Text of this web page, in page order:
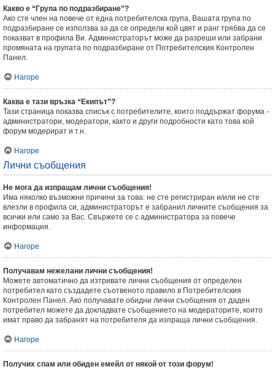
Какво е “Група по подразбиране”?
Ако сте член на повече от една потребителска група, Вашата група по
подразбиране се използва за да се определи кой цвят и ранг трябва да се
показват в профила Ви. Администраторът може да разреши или забрани
промяната на групата по подразбиране от Потребителския Контролен
Панел.
Нагоре
Каква е тази връзка “Екипът”?
Тази страница показва списък с потребителите, които поддържат форума -
администратори, модератори, както и други подробности като това кой
форум модерират и т.н.
Нагоре
Лични съобщения
Не мога да изпращам лични съобщения!
Има няколко възможни причини за това: не сте регистриран и/или не сте
влезли в профила си, администраторът е забранил личните съобщения за
всички или само за Вас. Свържете се с администратора за повече
информация.
Нагоре
Получавам нежелани лични съобщения!
Можете автоматично да изтривате лични съобщения от определен
потребител като създадете съотвеното правило в Потребителския
Контролен Панел. Ако получавате обидни лични съобщения от даден
потребител можете да докладвате съобщението на модераторите, които
имат право да забранят на потребителя да изпраща лични съобщения.
Нагоре
Получих спам или обиден емейл от някой от този форум!